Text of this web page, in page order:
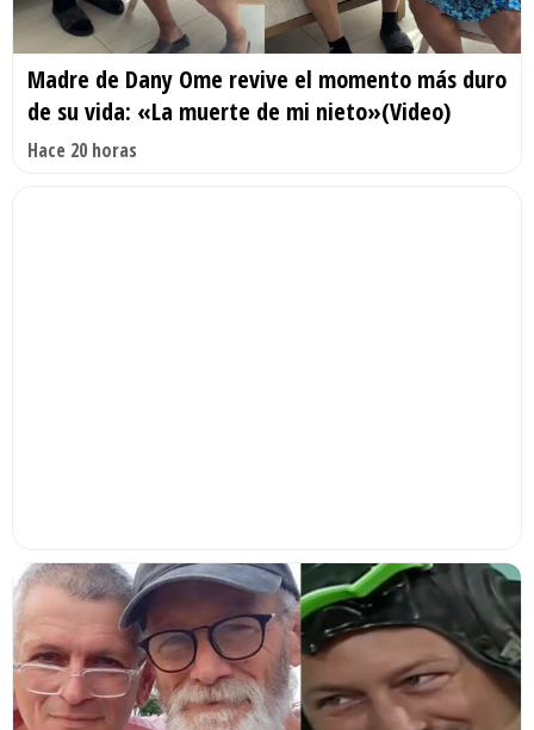
Madre de Dany Ome revive el momento más duro
de su vida: «La muerte de mi nieto»(Video)
Hace 20 horas